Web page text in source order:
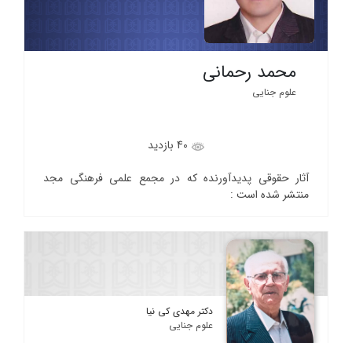
محمد رحمانی
علوم جنایی
آثار حقوقی پدیدآورنده که در مجمع علمی فرهنگی مجد
منتشر شده است :
دکتر مهدی کی نیا
علوم جنایی